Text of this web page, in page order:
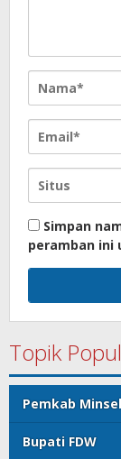
Simpan
peramban ini
Topik
Pemkab Minsel
Bupati FDW